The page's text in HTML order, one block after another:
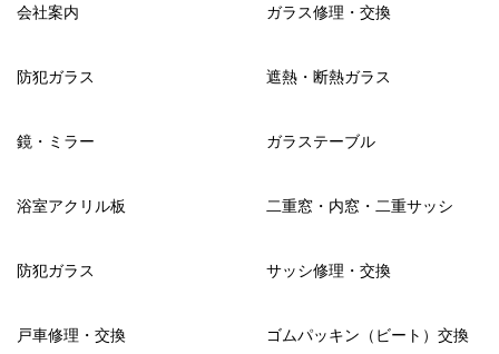
会社案内 ガラス修理・交換
防犯ガラス 遮熱・断熱ガラス
鏡・ミラー ガラステーブル
浴室アクリル板 二重窓・内窓・二重サッシ
防犯ガラス サッシ修理・交換
戸車修理・交換 ゴムパッキン（ビート）交換